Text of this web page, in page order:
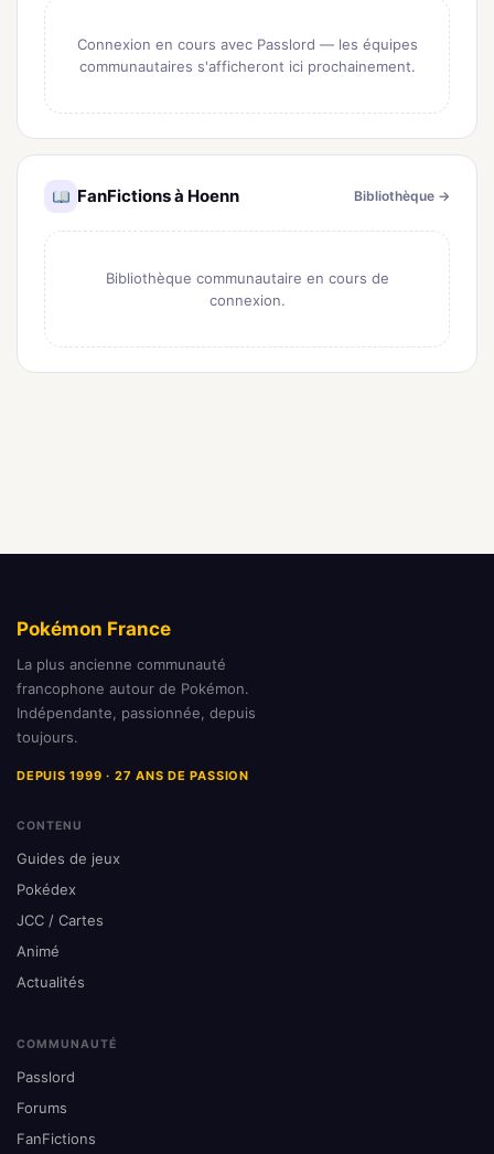
Connexion en cours avec Passlord — les équipes
communautaires s'afficheront ici prochainement.
FanFictions à Hoenn Bibliothèque →
Bibliothèque communautaire en cours de
connexion.
Pokémon France
La plus ancienne communauté
francophone autour de Pokémon.
Indépendante, passionnée, depuis
toujours.
DEPUIS 1999 · 27 ANS DE PASSION
CONTENU
Guides de jeux
Pokédex
JCC / Cartes
Animé
Actualités
COMMUNAUTÉ
Passlord
Forums
FanFictions